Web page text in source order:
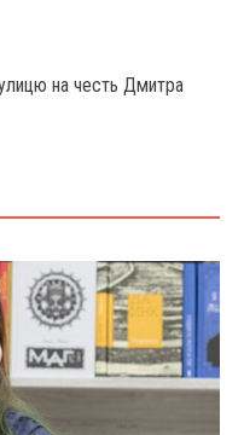
на честь Дмитра